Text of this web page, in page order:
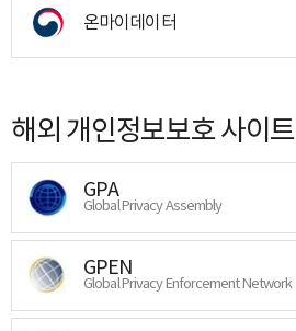
온마이데이터
해외 개인정보보호 사이트
GPA
Global Privacy Assembly
GPEN
Global Privacy Enforcement Network